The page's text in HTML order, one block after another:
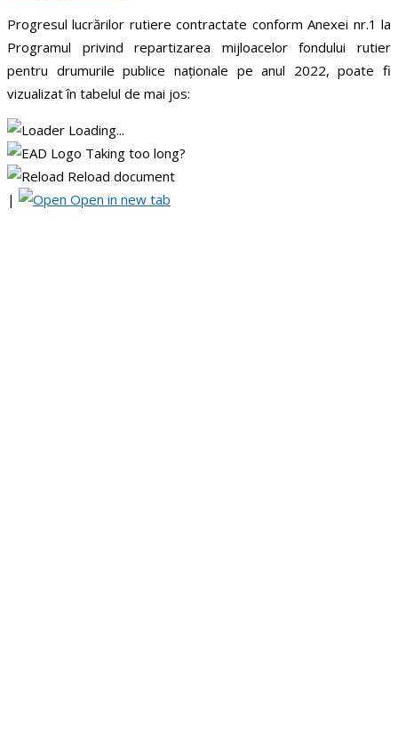
Progresul lucrărilor rutiere contractate conform Anexei nr.1 la
Programul privind repartizarea mijloacelor fondului rutier
pentru drumurile publice naționale pe anul 2022, poate fi
vizualizat în tabelul de mai jos:
Loading...
Taking too long?
Reload document
|
Open in new tab